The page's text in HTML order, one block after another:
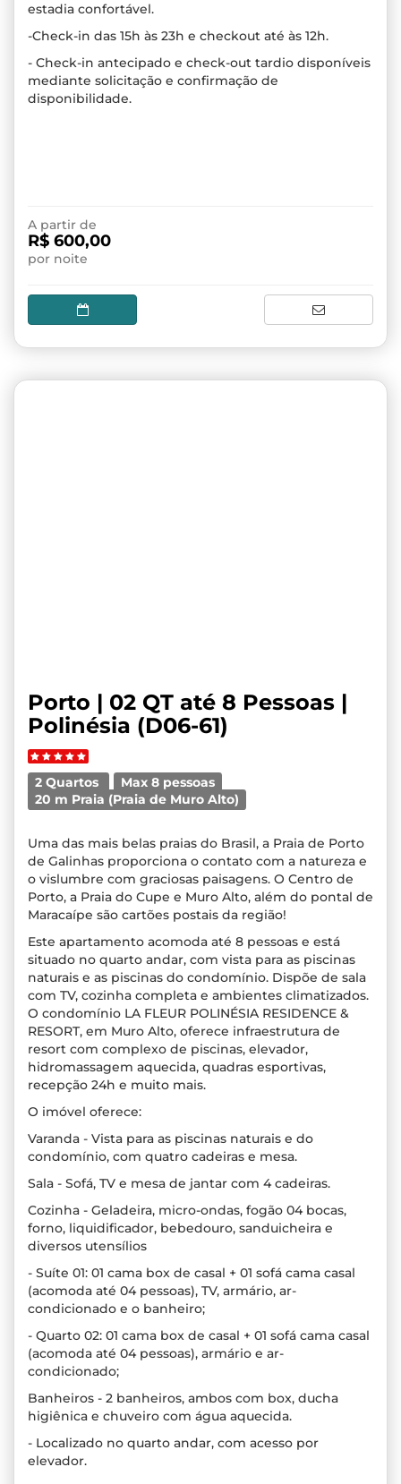
estadia confortável.
-Check-in das 15h às 23h e checkout até às 12h.
- Check-in antecipado e check-out tardio disponíveis
mediante solicitação e confirmação de
disponibilidade.
A partir de
R$ 600,00
por noite
Porto | 02 QT até 8 Pessoas |
Polinésia (D06-61)
2 Quartos
Max 8 pessoas
20 m Praia (Praia de Muro Alto)
Uma das mais belas praias do Brasil, a Praia de Porto
de Galinhas proporciona o contato com a natureza e
o vislumbre com graciosas paisagens. O Centro de
Porto, a Praia do Cupe e Muro Alto, além do pontal de
Maracaípe são cartões postais da região!
Este apartamento acomoda até 8 pessoas e está
situado no quarto andar, com vista para as piscinas
naturais e as piscinas do condomínio. Dispõe de sala
com TV, cozinha completa e ambientes climatizados.
O condomínio LA FLEUR POLINÉSIA RESIDENCE &
RESORT, em Muro Alto, oferece infraestrutura de
resort com complexo de piscinas, elevador,
hidromassagem aquecida, quadras esportivas,
recepção 24h e muito mais.
O imóvel oferece:
Varanda - Vista para as piscinas naturais e do
condomínio, com quatro cadeiras e mesa.
Sala - Sofá, TV e mesa de jantar com 4 cadeiras.
Cozinha - Geladeira, micro-ondas, fogão 04 bocas,
forno, liquidificador, bebedouro, sanduicheira e
diversos utensílios
- Suíte 01: 01 cama box de casal + 01 sofá cama casal
(acomoda até 04 pessoas), TV, armário, ar-
condicionado e o banheiro;
- Quarto 02: 01 cama box de casal + 01 sofá cama casal
(acomoda até 04 pessoas), armário e ar-
condicionado;
Banheiros - 2 banheiros, ambos com box, ducha
higiênica e chuveiro com água aquecida.
- Localizado no quarto andar, com acesso por
elevador.